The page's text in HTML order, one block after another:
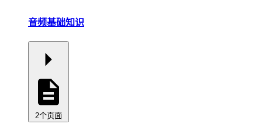
音频基础知识
2个页面